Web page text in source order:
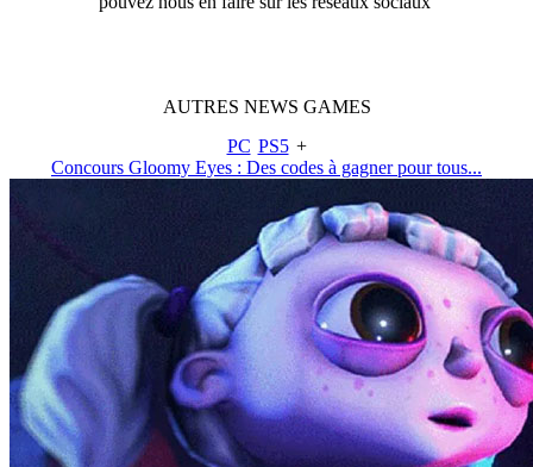
AUTRES NEWS GAMES
PC PS5 +
Concours Gloomy Eyes : Des codes à gagner pour tous...